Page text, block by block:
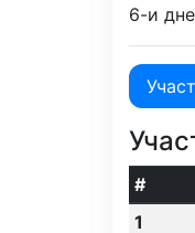
6-и
#
1